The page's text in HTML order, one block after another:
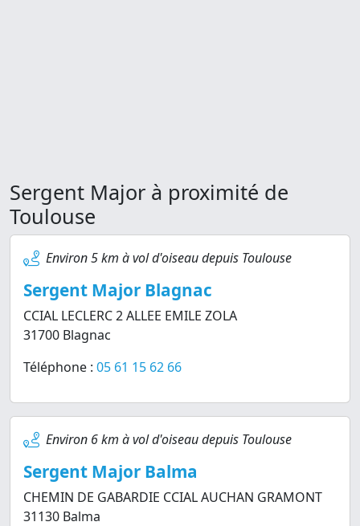
Sergent Major à proximité de
Toulouse
Environ 5 km à vol d'oiseau depuis Toulouse
Sergent Major Blagnac
CCIAL LECLERC 2 ALLEE EMILE ZOLA
31700 Blagnac
Téléphone : 05 61 15 62 66
Environ 6 km à vol d'oiseau depuis Toulouse
Sergent Major Balma
CHEMIN DE GABARDIE CCIAL AUCHAN GRAMONT
31130 Balma